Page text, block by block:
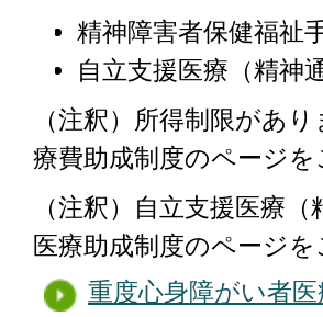
精神障害者保健福祉
自立支援医療（精神
（注釈）所得制限があ
療費助成制度のページ
（注釈）自立支援医療
医療助成制度のページ
重度心身障がい者